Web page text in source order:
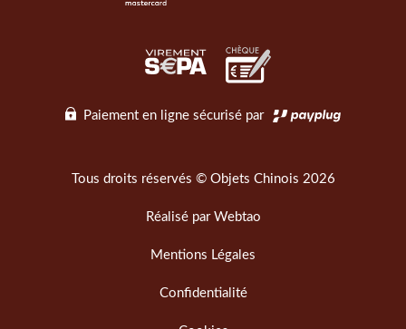
Paiement en ligne sécurisé par
Tous droits réservés © Objets Chinois 2026
Réalisé par Webtao
Mentions Légales
Confidentialité